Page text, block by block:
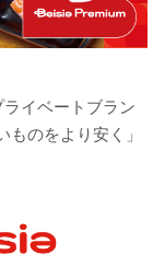
ライベートブラン
のをより安く」